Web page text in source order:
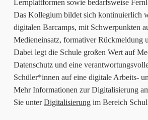
Lernplattformen sowie bedarfsweise
Das Kollegium bildet sich kontinuierlich
digitalen Barcamps, mit Schwerpunkten
Medieneinsatz, formativer Rückmeldung
Dabei legt die Schule großen Wert auf
Datenschutz und eine
Schüler*innen auf eine digitale Arbeits-
Mehr Informationen zur Digitalisierung
Sie unterDigitalisierungim Bereich